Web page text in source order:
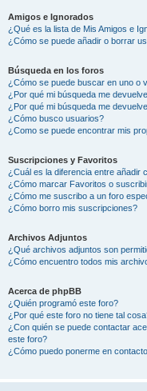
Amigos e Ignorados
¿Qué es la lista de Mis Amigos e
¿Cómo se puede añadir o borrar
Búsqueda en los foros
¿Cómo se puede buscar en uno o
¿Por qué mi búsqueda me
¿Por qué mi búsqueda me
¿Cómo busco usuarios?
¿Como se puede encontrar mis
Suscripciones y Favoritos
¿Cuál es la diferencia entre añadir
¿Cómo marcar Favoritos o
¿Cómo me suscribo a un foro
¿Cómo borro mis suscripciones?
Archivos Adjuntos
¿Qué archivos adjuntos son
¿Cómo encuentro todos mis
Acerca de phpBB
¿Quién programó este foro?
¿Por qué este foro no tiene tal
¿Con quién se puede contactar
este foro?
¿Cómo puedo ponerme en